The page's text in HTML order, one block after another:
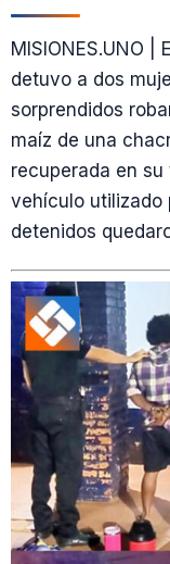
MISIONES.UNO |
detuvo a dos
sorprendidos
maíz de una
recuperada en
vehículo utilizado
detenidos